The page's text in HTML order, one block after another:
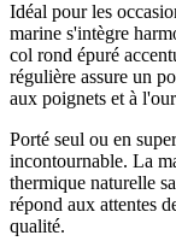
Idéal pour les
marine s'intègre
col rond épuré
régulière assure un
aux poignets et à
Porté seul ou en
incontournable. La
thermique naturelle
répond aux attentes
qualité.